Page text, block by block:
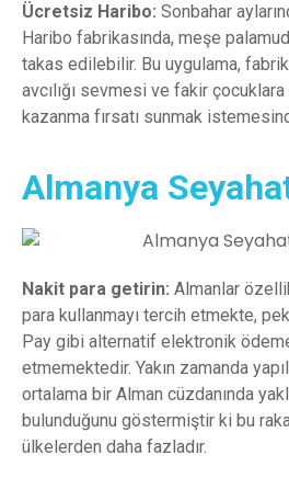
Ücretsiz Haribo: Sonbahar
Haribo fabrikasında, meşe
takas edilebilir. Bu uygulama,
avcılığı sevmesi ve fakir
kazanma fırsatı sunmak
Almanya
Nakit para getirin: Almanlar
para kullanmayı tercih etmekte,
Pay gibi alternatif elektronik
etmemektedir. Yakın zamanda
ortalama bir Alman cüzdanında
bulunduğunu göstermiştir ki bu
ülkelerden daha fazladır.